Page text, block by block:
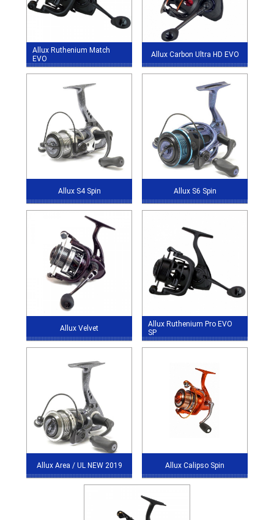
Allux Ruthenium Match
EVO
Allux Carbon Ultra HD EVO
Allux S4 Spin Allux S6 Spin
Allux Velvet
Allux Ruthenium Pro EVO
SP
Allux Area / UL NEW 2019 Allux Calipso Spin